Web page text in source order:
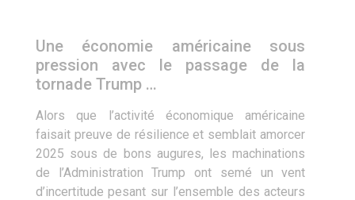
Une économie américaine sous
pression avec le passage de la
tornade Trump …
Alors que l’activité économique américaine
faisait preuve de résilience et semblait amorcer
2025 sous de bons augures, les machinations
de l’Administration Trump ont semé un vent
d’incertitude pesant sur l’ensemble des acteurs